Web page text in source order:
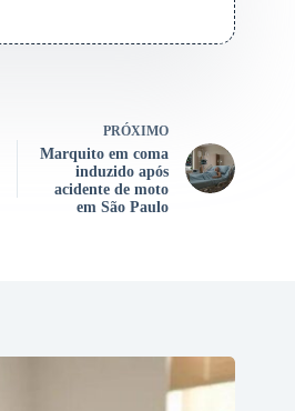
PRÓXIMO
Marquito em coma
induzido após
acidente de moto
em São Paulo